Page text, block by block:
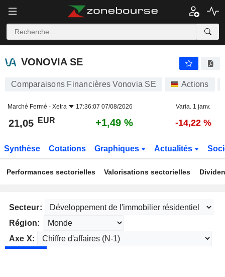
VONOVIA SE
VONOVIA SE
Comparaisons Financières Vonovia SE Actions
Marché Fermé - Xetra 17:36:07 07/08/2026 Varia. 1 janv.
21,05 EUR +1,49 % -14,22 %
Synthèse Cotations Graphiques Actualités
Performances sectorielles Valorisations sectorielles
Secteur:
Région:
Axe X: